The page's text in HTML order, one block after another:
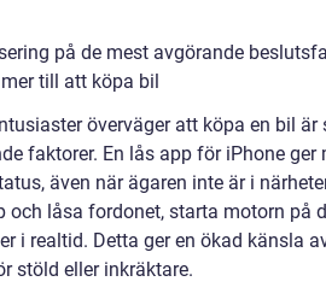
på de mest avgörande
till att köpa bil
överväger att köpa en bil är
faktorer. En lås app för iPhone
även när ägaren inte är i
och låsa fordonet, starta motorn på
i realtid. Detta ger en ökad känsla
stöld eller inkräktare.